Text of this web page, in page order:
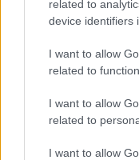
related to
device identifiers
I want to allow
related to
I want to allow
related to
I want to allow
Προηγούμενο άρθρο
Ο Ιάκωβος Αλμασίδης
Suzuki